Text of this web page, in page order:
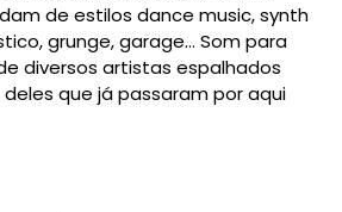
de estilos dance music, synth
grunge, garage... Som para
diversos artistas espalhados
que já passaram por aqui